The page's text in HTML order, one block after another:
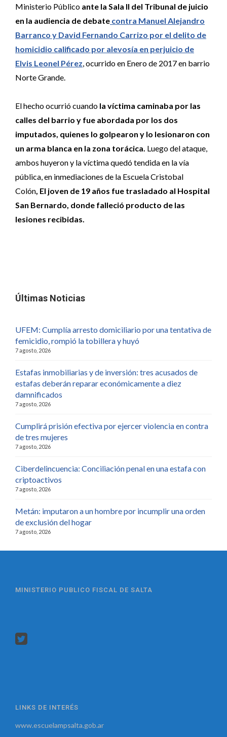
Ministerio Público ante la Sala II del Tribunal de juicio
en la audiencia de debate contra Manuel Alejandro
Barranco y David Fernando Carrizo por el delito de
homicidio calificado por alevosía en perjuicio de
Elvis Leonel Pérez, ocurrido en Enero de 2017 en barrio
Norte Grande.
El hecho ocurrió cuando la víctima caminaba por las
calles del barrio y fue abordada por los dos
imputados, quienes lo golpearon y lo lesionaron con
un arma blanca en la zona torácica. Luego del ataque,
ambos huyeron y la víctima quedó tendida en la vía
pública, en inmediaciones de la Escuela Cristobal
Colón, El joven de 19 años fue trasladado al Hospital
San Bernardo, donde falleció producto de las
lesiones recibidas.
Últimas Noticias
UFEM: Cumplía arresto domiciliario por una tentativa de
femicidio, rompió la tobillera y huyó
7 agosto, 2026
Estafas inmobiliarias y de inversión: tres acusados de
estafas deberán reparar económicamente a diez
damnificados
7 agosto, 2026
Cumplirá prisión efectiva por ejercer violencia en contra
de tres mujeres
7 agosto, 2026
Ciberdelincuencia: Conciliación penal en una estafa con
criptoactivos
7 agosto, 2026
Metán: imputaron a un hombre por incumplir una orden
de exclusión del hogar
7 agosto, 2026
MINISTERIO PUBLICO FISCAL DE SALTA
LINKS DE INTERÉS
www.escuelampsalta.gob.ar